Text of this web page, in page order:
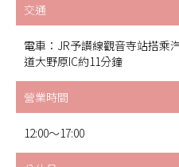
交通
電車：JR予讃線觀音寺站搭乘
道大野原IC約11分鐘
營業時間
12:00～17:00